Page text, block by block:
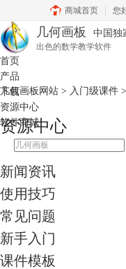
商城首页 您
几何画板 中国独
出色的数学教学软件
首页
产品
下载
资源中心
软件商城
几何画板网站 > 入门级课件
资源中心
新闻资讯
使用技巧
常见问题
新手入门
课件模板